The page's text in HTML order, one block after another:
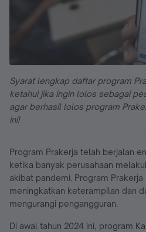
Syarat lengkap daftar program
ketahui jika ingin lolos sebagai
agar berhasil lolos program
ini!
Program Prakerja telah berjalan
ketika banyak perusahaan
akibat pandemi. Program
meningkatkan keterampilan dan
mengurangi pengangguran.
Di awal tahun 2024 ini, program